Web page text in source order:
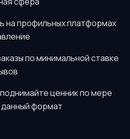
на профильных платформах
по минимальной ставке
ценник по мере
данный формат